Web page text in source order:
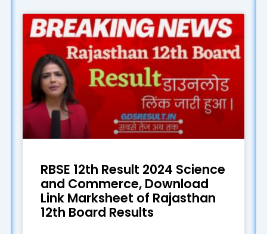
RBSE 12th Result 2024 Science
and Commerce, Download
Link Marksheet of Rajasthan
12th Board Results